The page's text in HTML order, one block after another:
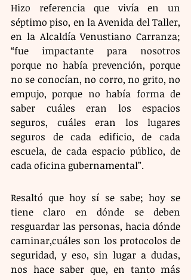
Hizo referencia que vivía en un
séptimo piso, en la Avenida del Taller,
en la Alcaldía Venustiano Carranza;
“fue impactante para nosotros
porque no había prevención, porque
no se conocían, no corro, no grito, no
empujo, porque no había forma de
saber cuáles eran los espacios
seguros, cuáles eran los lugares
seguros de cada edificio, de cada
escuela, de cada espacio público, de
cada oficina gubernamental”.
Resaltó que hoy sí se sabe; hoy se
tiene claro en dónde se deben
resguardar las personas, hacia dónde
caminar,cuáles son los protocolos de
seguridad, y eso, sin lugar a dudas,
nos hace saber que, en tanto más